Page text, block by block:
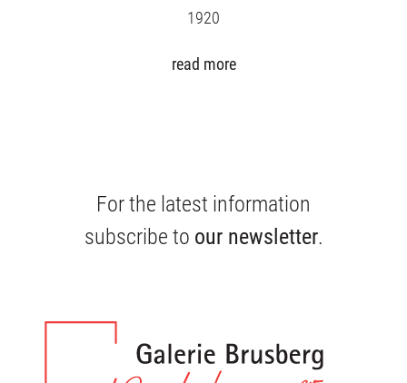
1920
read more
For the latest information
subscribe to our newsletter.